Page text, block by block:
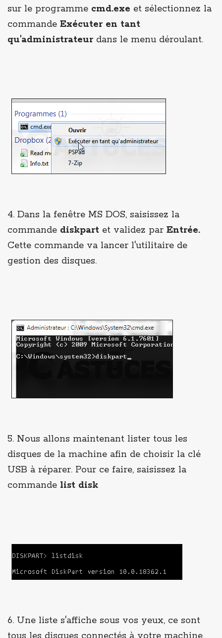
sur le programme cmd.exe et sélectionnez la
commande Exécuter en tant
qu'administrateur dans le menu déroulant.
4. Dans la fenêtre MS DOS, saisissez la
commande diskpart et validez par Entrée.
Cette commande va lancer l'utilitaire de
gestion des disques.
5. Nous allons maintenant lister tous les
disques de la machine afin de choisir la clé
USB à réparer. Pour ce faire, saisissez la
commande list disk
6. Une liste s'affiche sous vos yeux, ce sont